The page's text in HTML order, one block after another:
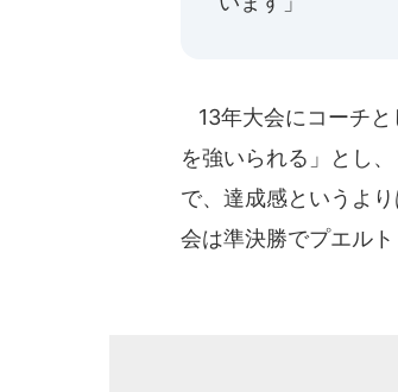
13年大会にコーチと
を強いられる」とし
で、達成感というよ
会は準決勝でプエル